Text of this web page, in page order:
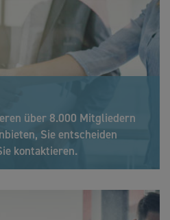
über 8.000 Mitgliedern
Sie entscheiden
kontaktieren.